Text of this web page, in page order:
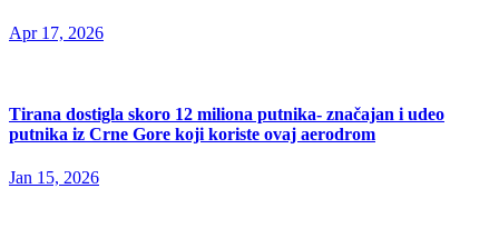
Apr 17, 2026
Tirana dostigla skoro 12 miliona putnika- značajan i udeo
putnika iz Crne Gore koji koriste ovaj aerodrom
Jan 15, 2026